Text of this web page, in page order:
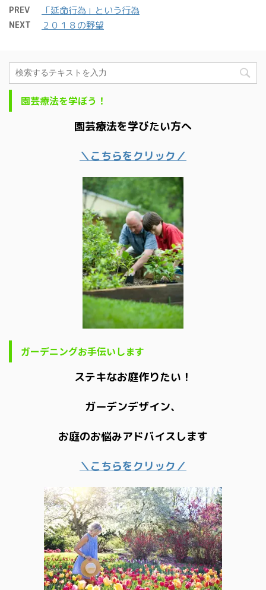
PREV 「延命行為」という行為
NEXT ２０１８の野望
園芸療法を学ぼう！
園芸療法を学びたい方へ
＼こちらをクリック／
ガーデニングお手伝いします
ステキなお庭作りたい！
ガーデンデザイン、
お庭のお悩みアドバイスします
＼こちらをクリック／